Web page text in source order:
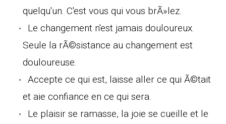
quelqu'un. C'est vous qui vous brÃ»lez.
Le changement n'est jamais douloureux.
Seule la rÃ©sistance au changement est
douloureuse.
Accepte ce qui est, laisse aller ce qui Ã©tait
et aie confiance en ce qui sera.
Le plaisir se ramasse, la joie se cueille et le